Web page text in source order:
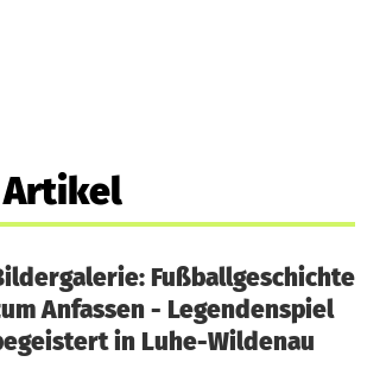
Artikel
Fußballgeschichte
Anfassen - Legendenspiel
in Luhe-Wildenau